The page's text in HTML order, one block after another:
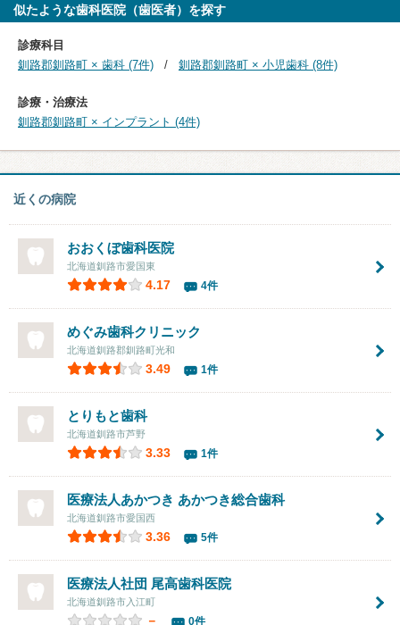
似たような歯科医院（歯医者）を探す
診療科目
釧路郡釧路町 × 歯科 (7件)
釧路郡釧路町 × 小児歯科 (8件)
診療・治療法
釧路郡釧路町 × インプラント (4件)
近くの病院
おおくぼ歯科医院
北海道釧路市愛国東
4.17 4件
めぐみ歯科クリニック
北海道釧路郡釧路町光和
3.49 1件
とりもと歯科
北海道釧路市芦野
3.33 1件
医療法人あかつき あかつき総合歯科
北海道釧路市愛国西
3.36 5件
医療法人社団 尾高歯科医院
北海道釧路市入江町
－ 0件